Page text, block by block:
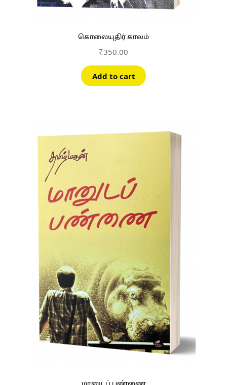
கொலையுதிர் காலம்
₹350.00
Add to cart